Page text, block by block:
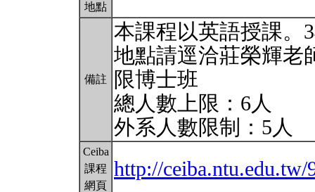
地點
備註
本課程以英語授課。
地點請逕洽莊榮輝老
限博士班
總人數上限：6人
外系人數限制：5人
Ceiba
課程
網頁
http://ceiba.ntu.edu.tw/